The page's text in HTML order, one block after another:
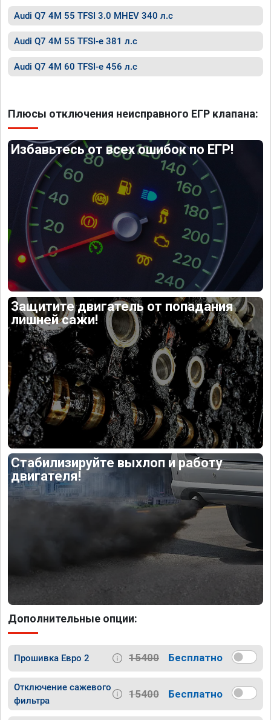
Audi Q7 4M 55 TFSI 3.0 MHEV 340 л.с
Audi Q7 4M 55 TFSI-e 381 л.с
Audi Q7 4M 60 TFSI-e 456 л.с
Плюсы отключения неисправного ЕГР клапана:
Избавьтесь от всех ошибок по ЕГР!
Защитите двигатель от попадания
лишней сажи!
Стабилизируйте выхлоп и работу
двигателя!
Дополнительные опции:
Прошивка Евро 2 15400 Бесплатно
Отключение сажевого
фильтра
15400 Бесплатно